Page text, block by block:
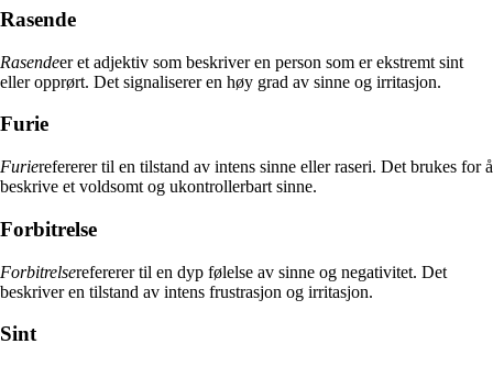
Rasende
Rasendeer et adjektiv som beskriver en person som er ekstremt sint
eller opprørt. Det signaliserer en høy grad av sinne og irritasjon.
Furie
Furierefererer til en tilstand av intens sinne eller raseri. Det brukes for å
beskrive et voldsomt og ukontrollerbart sinne.
Forbitrelse
Forbitrelserefererer til en dyp følelse av sinne og negativitet. Det
beskriver en tilstand av intens frustrasjon og irritasjon.
Sint